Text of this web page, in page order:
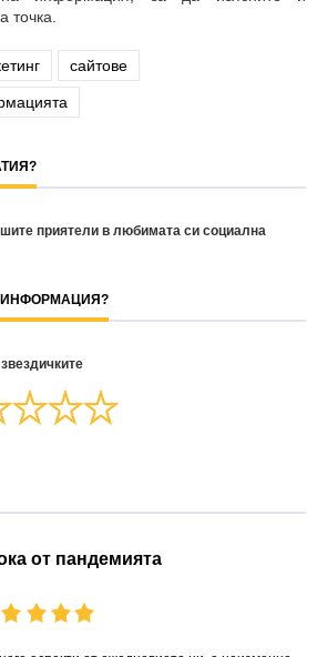
точка.
сайтове
приятели в любимата си социална
ИНФОРМАЦИЯ?
от пандемията